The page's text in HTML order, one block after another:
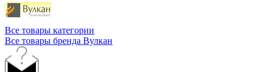
Все товары категории
Все товары бренда Вулкан